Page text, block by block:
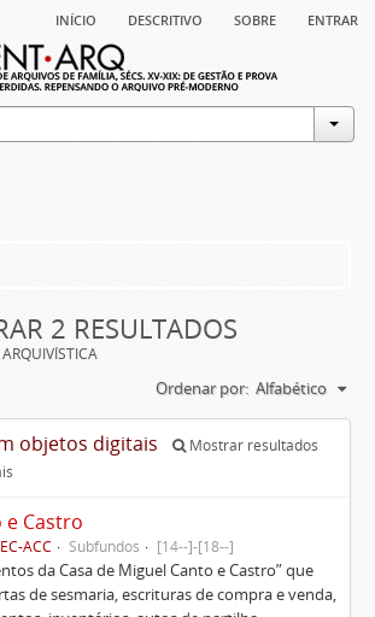
início descritivo sobre entrar
2 RESULTADOS
Ordenar por: Alfabético
objetos digitais
Mostrar resultados
Castro
ACC Subfundos [14--]-[18--]
da Casa de Miguel Canto e Castro” que
de sesmaria, escrituras de compra e venda,